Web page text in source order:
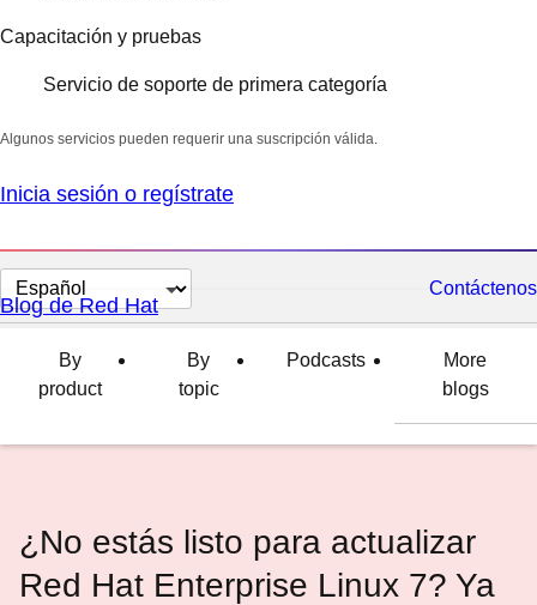
Capacitación y pruebas
Servicio de soporte de primera categoría
Algunos servicios pueden requerir una suscripción válida.
Inicia sesión o regístrate
Cambiar
el
idioma
Contáctenos
Blog de Red Hat
By
product
By
topic
Podcasts
More
blogs
¿No estás listo para actualizar
Red Hat Enterprise Linux 7? Ya